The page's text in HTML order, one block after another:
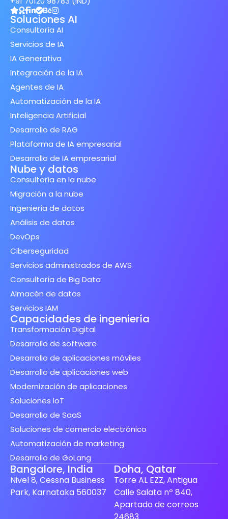
Soluciones AI
Consultoría AI
Servicios de IA
IA Generativa
Integración de la IA
Agentes de IA
Automatización de la IA
Inteligencia Artificial
Desarrollo de RAG
Plataforma de IA empresarial
Desarrollo de IA empresarial
Nube y datos
Consultoría en la nube
Migración a la nube
Ingeniería de datos
Análisis de datos
DevOps
Ciberseguridad
Servicios administrados de AWS
Consultoría de Big Data
Almacén de datos
Servicios IAM
Capacidades de ingeniería
Transformación Digital
Desarrollo de software
Desarrollo de aplicaciones móviles
Desarrollo de aplicaciones web
Modernización de aplicaciones
Soluciones IoT
Desarrollo de SaaS
Soluciones de comercio electrónico
Automatización de marketing
Desarrollo de GoLang
Bangalore, India
Nivel 8, Cessna Business
Park, Karnataka 560037
Doha, Qatar
Torre AL EZZ, Antigua
Calle Salata nº 840,
Apartado de correos